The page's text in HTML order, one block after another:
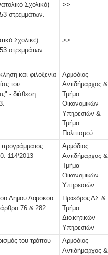
Σχολικό)
στρεμμάτων.
>>
Σχολικό)
στρεμμάτων.
>>
και φιλοξενία
του
- διάθεση
Αρμόδιος
Αντιδήμαρχος &
Τμήμα
Οικονομικών
Υπηρεσιών &
Τμήμα
Πολιτισμού
114/2013
Αρμόδιος
Αντιδήμαρχος &
Τμήμα
Οικονομικών
Υπηρεσιών.
Δήμου Δομοκού
76 & 282
Πρόεδρος ΔΣ &
Τμήμα
Διοικητικών
Υπηρεσιών
του τρόπου
Αρμόδιος
Αντιδήμαρχος &